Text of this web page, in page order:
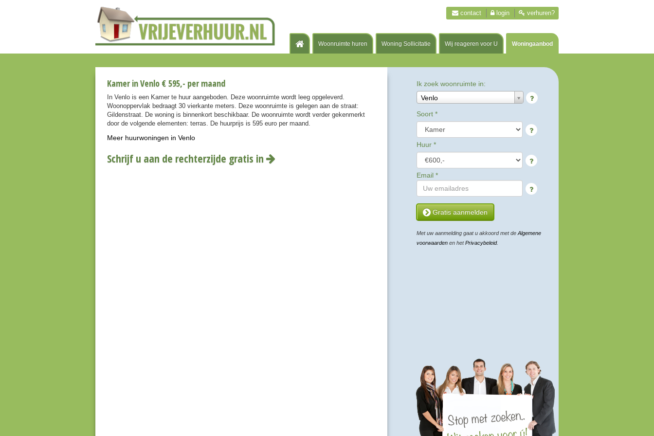
Woonruimte huren Woning Sollicitatie Wij reageren voor U Woningaanbod
contact login verhuren?
Kamer in Venlo € 595,- per maand
In Venlo is een Kamer te huur aangeboden. Deze woonruimte wordt leeg opgeleverd.
Woonoppervlak bedraagt 30 vierkante meters. Deze woonruimte is gelegen aan de straat:
Gildenstraat. De woning is binnenkort beschikbaar. De woonruimte wordt verder gekenmerkt
door de volgende elementen: terras. De huurprijs is 595 euro per maand.
Meer huurwoningen in Venlo
Schrijf u aan de rechterzijde gratis in
Ik zoek woonruimte in:
Venlo
Soort *
Huur *
Email *
Gratis aanmelden
Met uw aanmelding gaat u akkoord met de Algemene
voorwaarden en hetPrivacybeleid.